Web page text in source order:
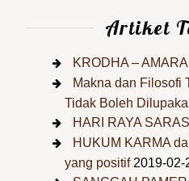
Artiket
KRODHA –
Makna dan Filosofi
Tidak Boleh
HARI RAYA
HUKUM KARMA
yang positif 2019-02-